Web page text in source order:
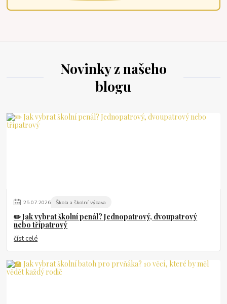
Novinky z našeho
blogu
25.07.2026 Škola a školní výbava
✏️ Jak vybrat školní penál? Jednopatrový, dvoupatrový
nebo třípatrový
číst celé